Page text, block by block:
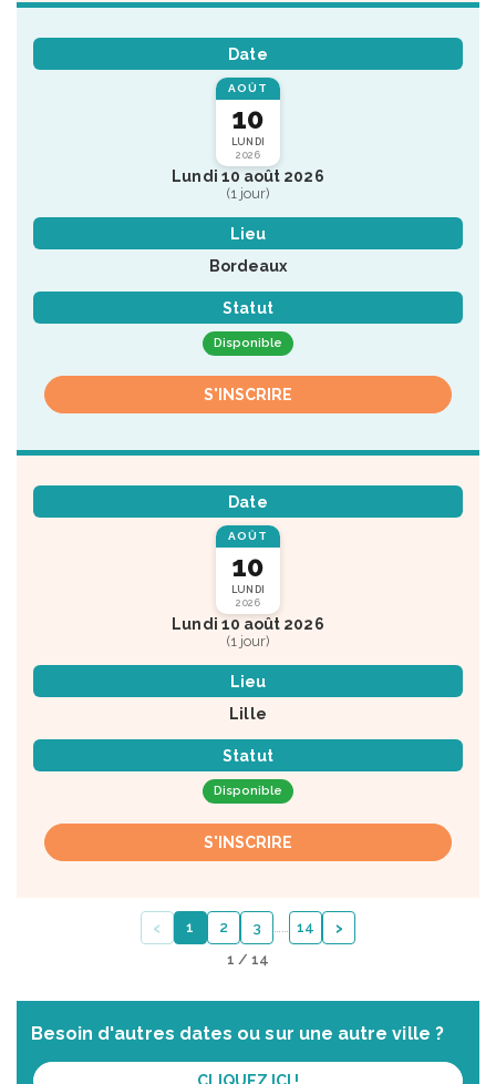
Date
AOÛT
10
LUNDI
2026
Lundi 10 août 2026
(1 jour)
Lieu
Bordeaux
Statut
Disponible
S'INSCRIRE
Date
AOÛT
10
LUNDI
2026
Lundi 10 août 2026
(1 jour)
Lieu
Lille
Statut
Disponible
S'INSCRIRE
‹ 1 2 3 …… 14 ›
1 / 14
Besoin d'autres dates ou sur une autre ville ?